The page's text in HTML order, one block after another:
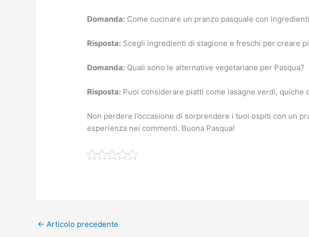
Domanda: Come cucinare un pranzo pasquale con
Risposta: Scegli ingredienti di stagione e freschi per creare
Domanda: Quali sono le alternative vegetariane per Pasqua?
Risposta: Puoi considerare piatti come lasagne verdi,
Non perdere l’occasione di sorprendere i tuoi ospiti con un
esperienza nei commenti. Buona Pasqua!
← Articolo precedente